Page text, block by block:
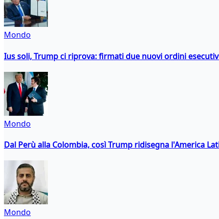
Mondo
Ius soli, Trump ci riprova: firmati due nuovi ordini
Mondo
Dal Perù alla Colombia, così Trump ridisegna l'America
Mondo